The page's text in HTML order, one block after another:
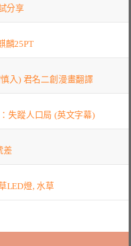
分享
麟25PT
入) 君名二創漫畫翻譯
失蹤人口局 (英文字幕)
差
LED燈, 水草